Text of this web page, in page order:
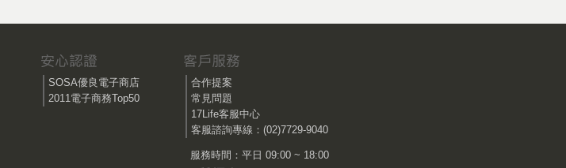
SOSA優良電子商店
2011電子商務Top50
合作提案
常見問題
17Life客服中心
客服諮詢專線：(02)7729-9040
服務時間：平日 09:00 ~ 18:00